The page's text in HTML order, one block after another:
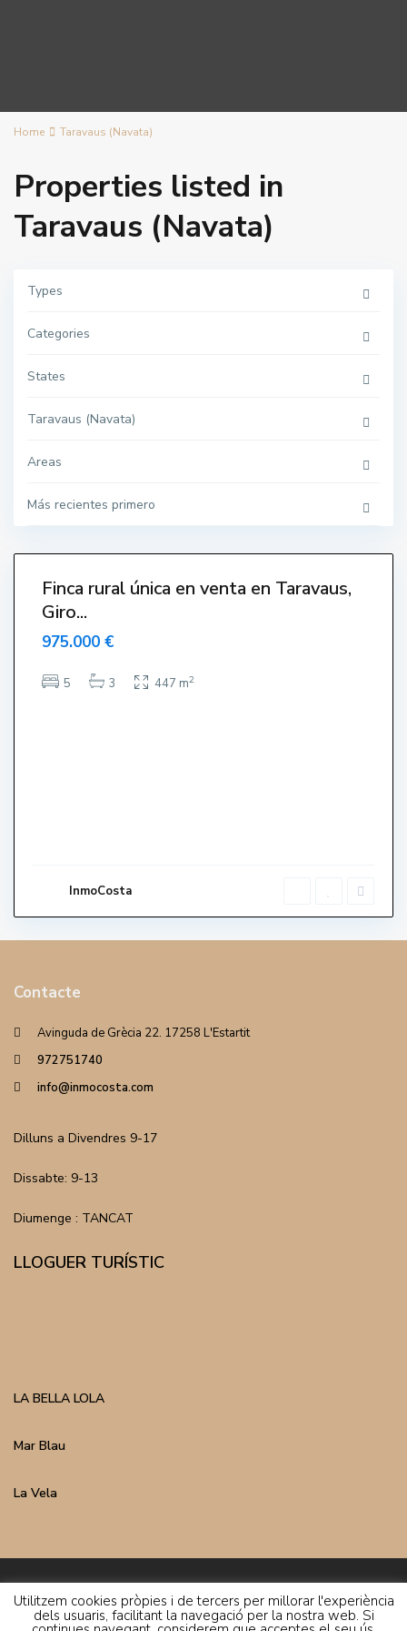
Home Taravaus (Navata)
Properties listed in
Taravaus (Navata)
Types
Categories
States
Taravaus (Navata)
Areas
Más recientes primero
n
o
a
r
a
(
v
a
t
Finca rural única en venta en Taravaus,
Giro...
975.000 €
5 3 447 m2
InmoCosta
Contacte
Avinguda de Grècia 22. 17258 L'Estartit
972751740
info@inmocosta.com
Dilluns a Divendres 9-17
Dissabte: 9-13
Diumenge : TANCAT
LLOGUER TURÍSTIC
LA BELLA LOLA
Mar Blau
La Vela
Utilitzem cookies pròpies i de tercers per millorar l'experiència
dels usuaris, facilitant la navegació per la nostra web. Si